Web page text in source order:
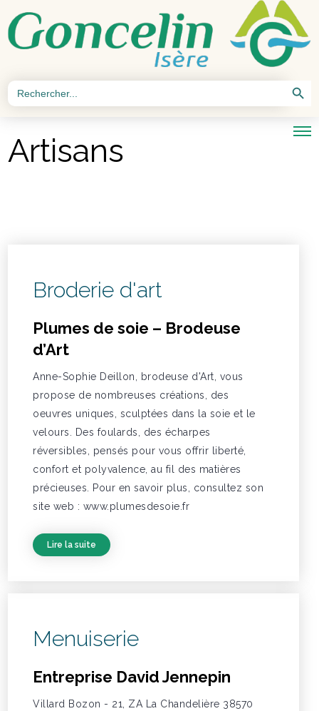
Search
for:
Search Button
Artisans
Broderie d'art
Plumes de soie – Brodeuse
d’Art
Anne-Sophie Deillon, brodeuse d'Art, vous
propose de nombreuses créations, des
oeuvres uniques, sculptées dans la soie et le
velours. Des foulards, des écharpes
réversibles, pensés pour vous offrir liberté,
confort et polyvalence, au fil des matières
précieuses. Pour en savoir plus, consultez son
site web : www.plumesdesoie.fr
Lire la suite
Menuiserie
Entreprise David Jennepin
Villard Bozon - 21, ZA La Chandelière 38570